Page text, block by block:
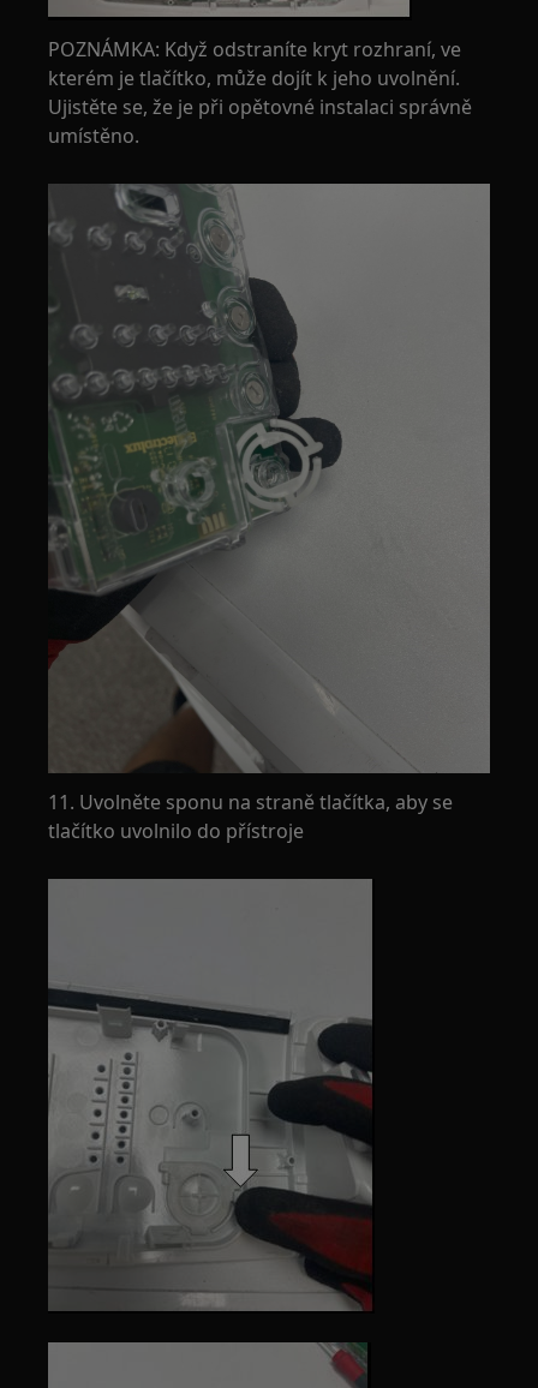
POZNÁMKA: Když odstraníte kryt rozhraní, ve
kterém je tlačítko, může dojít k jeho uvolnění.
Ujistěte se, že je při opětovné instalaci správně
umístěno.
11. Uvolněte sponu na straně tlačítka, aby se
tlačítko uvolnilo do přístroje